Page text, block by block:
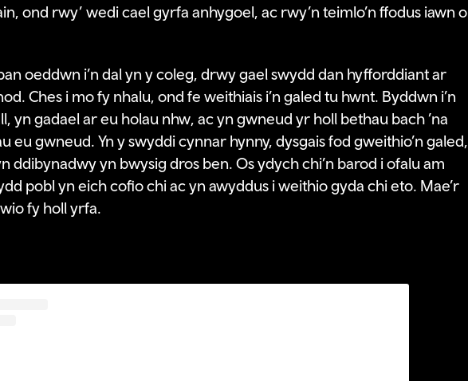
ond rwy’ wedi cael gyrfa anhygoel, ac rwy’n teimlo’n ffodus iawn o
oeddwn i’n dal yn y coleg, drwy gael swydd dan hyfforddiant ar
Ches i mo fy nhalu, ond fe weithiais i’n galed tu hwnt. Byddwn i’n
yn gadael ar eu holau nhw, ac yn gwneud yr holl bethau bach ’na
eu gwneud. Yn y swyddi cynnar hynny, dysgais fod gweithio’n galed,
ddibynadwy yn bwysig dros ben. Os ydych chi’n barod i ofalu am
pobl yn eich cofio chi ac yn awyddus i weithio gyda chi eto. Mae’r
fy holl yrfa.